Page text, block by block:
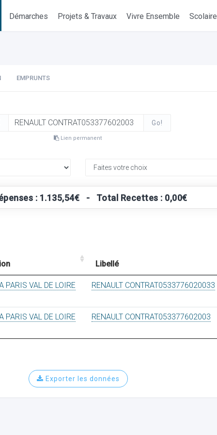
Démarches Projets & Travaux Vivre Ensemble Scolaire
EMPRUNTS
Go!
Lien permanent
: 1.135,54€ - Total Recettes : 0,00€
Libellé
PARIS VAL DE LOIRE RENAULT CONTRAT0533776020033
PARIS VAL DE LOIRE RENAULT CONTRAT053377602003
Exporter les données